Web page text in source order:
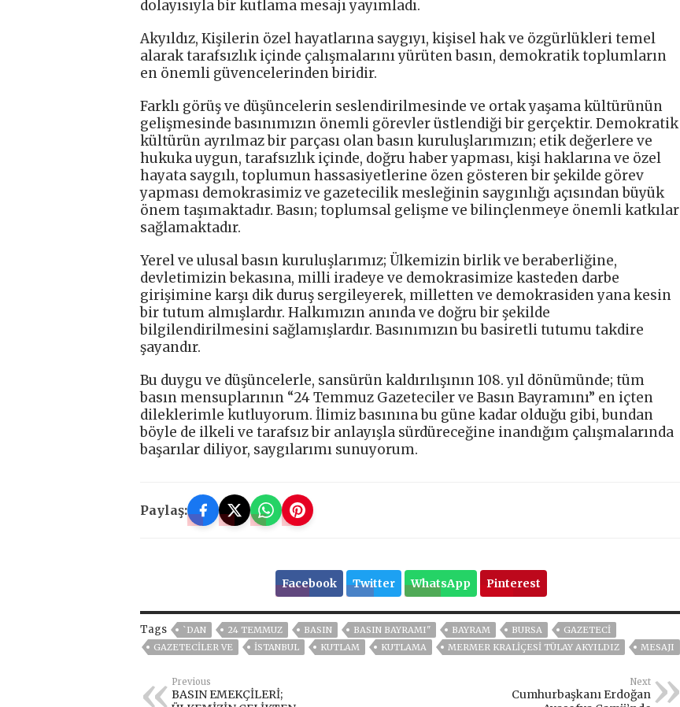
dolayısıyla bir kutlama mesajı yayımladı.
Akyıldız, Kişilerin özel hayatlarına saygıyı, kişisel hak ve özgürlükleri temel
alarak tarafsızlık içinde çalışmalarını yürüten basın, demokratik toplumların
en önemli güvencelerinden biridir.
Farklı görüş ve düşüncelerin seslendirilmesinde ve ortak yaşama kültürünün
gelişmesinde basınımızın önemli görevler üstlendiği bir gerçektir. Demokratik
kültürün ayrılmaz bir parçası olan basın kuruluşlarımızın; etik değerlere ve
hukuka uygun, tarafsızlık içinde, doğru haber yapması, kişi haklarına ve özel
hayata saygılı, toplumun hassasiyetlerine özen gösteren bir şekilde görev
yapması demokrasimiz ve gazetecilik mesleğinin saygınlığı açısından büyük
önem taşımaktadır. Basın; toplumsal gelişme ve bilinçlenmeye önemli katkılar
sağlamaktadır.
Yerel ve ulusal basın kuruluşlarımız; Ülkemizin birlik ve beraberliğine,
devletimizin bekasına, milli iradeye ve demokrasimize kasteden darbe
girişimine karşı dik duruş sergileyerek, milletten ve demokrasiden yana kesin
bir tutum almışlardır. Halkımızın anında ve doğru bir şekilde
bilgilendirilmesini sağlamışlardır. Basınımızın bu basiretli tutumu takdire
şayandır.
Bu duygu ve düşüncelerle, sansürün kaldırılışının 108. yıl dönümünde; tüm
basın mensuplarının “24 Temmuz Gazeteciler ve Basın Bayramını” en içten
dileklerimle kutluyorum. İlimiz basınına bu güne kadar olduğu gibi, bundan
böyle de ilkeli ve tarafsız bir anlayışla sürdüreceğine inandığım çalışmalarında
başarılar diliyor, saygılarımı sunuyorum.
Paylaş:
Facebook Twitter WhatsApp Pinterest
Tags `DAN 24 TEMMUZ BASIN BASIN BAYRAMI" BAYRAM BURSA
GAZETECİ
GAZETECILER VE
ISTANBUL KUTLAM KUTLAMA MERMER KRALIÇESI TÜLAY AKYILDIZ MESAJI
Previous
BASIN EMEKÇİLERİ;
Next
Cumhurbaşkanı Erdoğan